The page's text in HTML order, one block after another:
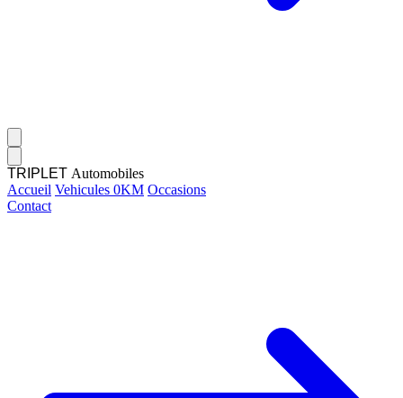
TRIPLET Automobiles
Accueil Vehicules 0KM Occasions
Contact